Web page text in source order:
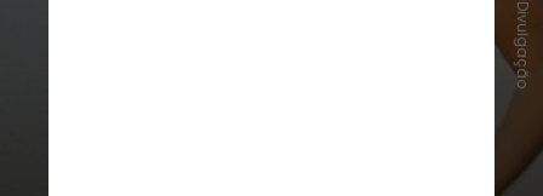
Divulgação